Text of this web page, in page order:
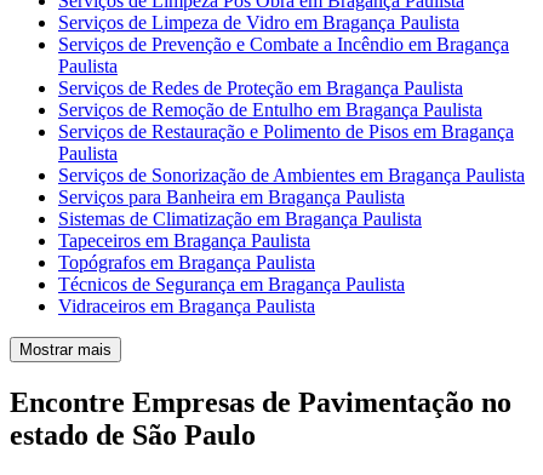
Serviços de Limpeza de Vidro em Bragança Paulista
Serviços de Prevenção e Combate a Incêndio em Bragança
Paulista
Serviços de Redes de Proteção em Bragança Paulista
Serviços de Remoção de Entulho em Bragança Paulista
Serviços de Restauração e Polimento de Pisos em Bragança
Paulista
Serviços de Sonorização de Ambientes em Bragança Paulista
Serviços para Banheira em Bragança Paulista
Sistemas de Climatização em Bragança Paulista
Tapeceiros em Bragança Paulista
Topógrafos em Bragança Paulista
Técnicos de Segurança em Bragança Paulista
Vidraceiros em Bragança Paulista
Mostrar mais
Encontre Empresas de Pavimentação no
estado de São Paulo